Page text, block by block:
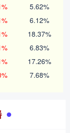
5.62%
6.12%
18.37%
6.83%
17.26%
7.68%